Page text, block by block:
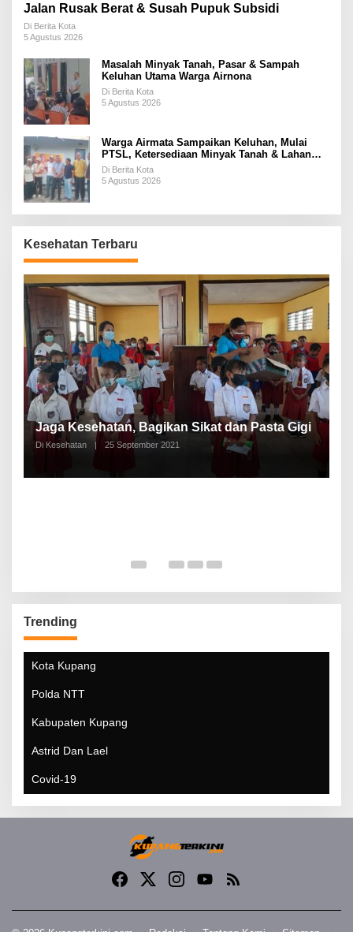
Jalan Rusak Berat & Susah Pupuk Subsidi
Di Berita Kota
5 Agustus 2026
Masalah Minyak Tanah, Pasar & Sampah
Keluhan Utama Warga Airnona
Di Berita Kota
5 Agustus 2026
Warga Airmata Sampaikan Keluhan, Mulai
PTSL, Ketersediaan Minyak Tanah & Lahan
Pemakaman
Di Berita Kota
5 Agustus 2026
Kesehatan Terbaru
Jaga Kesehatan, Bagikan Sikat dan Pasta Gigi
Di Kesehatan | 25 September 2021
Trending
Kota Kupang
Polda NTT
Kabupaten Kupang
Astrid Dan Lael
Covid-19